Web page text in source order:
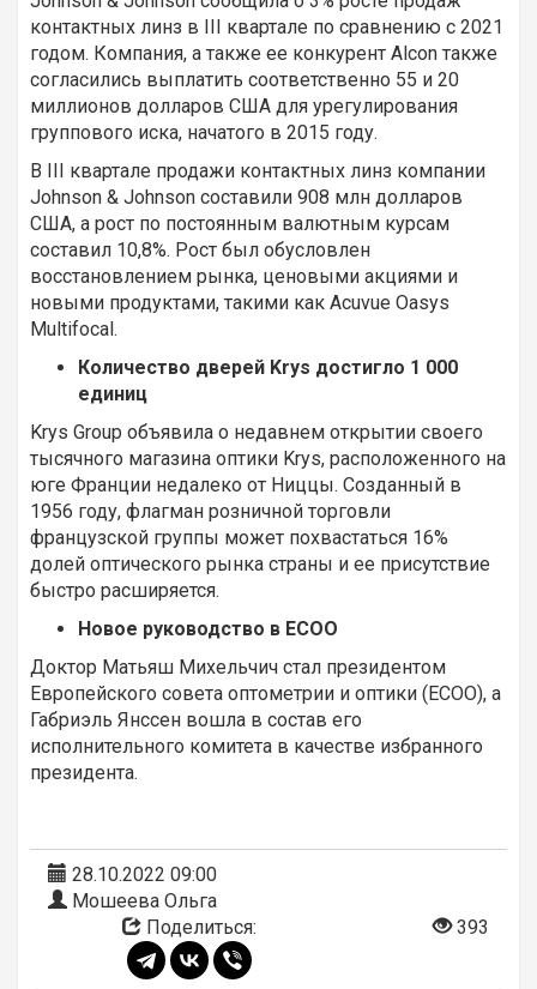
контактных линз в III квартале по сравнению с 2021
годом. Компания, а также ее конкурент Alcon также
согласились выплатить соответственно 55 и 20
миллионов долларов США для урегулирования
группового иска, начатого в 2015 году.
В III квартале продажи контактных линз компании
Johnson & Johnson составили 908 млн долларов
США, а рост по постоянным валютным курсам
составил 10,8%. Рост был обусловлен
восстановлением рынка, ценовыми акциями и
новыми продуктами, такими как Acuvue Oasys
Multifocal.
Количество дверей Krys достигло 1 000
единиц
Krys Group объявила о недавнем открытии своего
тысячного магазина оптики Krys, расположенного на
юге Франции недалеко от Ниццы. Созданный в
1956 году, флагман розничной торговли
французской группы может похвастаться 16%
долей оптического рынка страны и ее присутствие
быстро расширяется.
Новое руководство в ECOO
Доктор Матьяш Михельчич стал президентом
Европейского совета оптометрии и оптики (ECOO), а
Габриэль Янссен вошла в состав его
исполнительного комитета в качестве избранного
президента.
28.10.2022 09:00
Мошеева Ольга
Поделиться:
393